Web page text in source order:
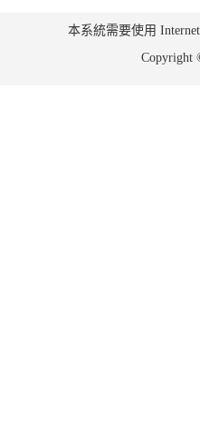
本系統需要使用
Copyright